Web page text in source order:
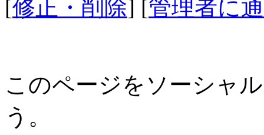
[修正・削除] [管理者に
このページをソーシャ
う。